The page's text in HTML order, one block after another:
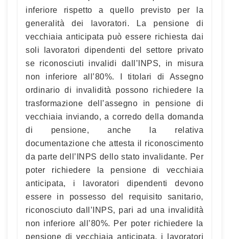
inferiore rispetto a quello previsto per la
generalità dei lavoratori. La pensione di
vecchiaia anticipata può essere richiesta dai
soli lavoratori dipendenti del settore privato
se riconosciuti invalidi dall’INPS, in misura
non inferiore all’80%. I titolari di Assegno
ordinario di invalidità possono richiedere la
trasformazione dell’assegno in pensione di
vecchiaia inviando, a corredo della domanda
di pensione, anche la relativa
documentazione che attesta il riconoscimento
da parte dell’INPS dello stato invalidante. Per
poter richiedere la pensione di vecchiaia
anticipata, i lavoratori dipendenti devono
essere in possesso del requisito sanitario,
riconosciuto dall’INPS, pari ad una invalidità
non inferiore all’80%. Per poter richiedere la
pensione di vecchiaia anticipata, i lavoratori